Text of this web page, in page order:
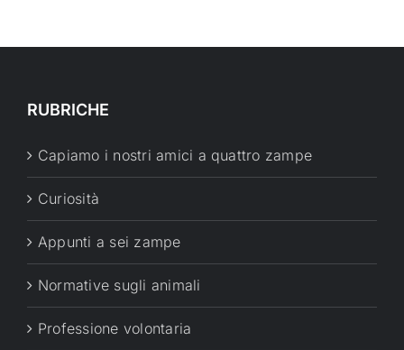
RUBRICHE
Capiamo i nostri amici a quattro zampe
Curiosità
Appunti a sei zampe
Normative sugli animali
Professione volontaria